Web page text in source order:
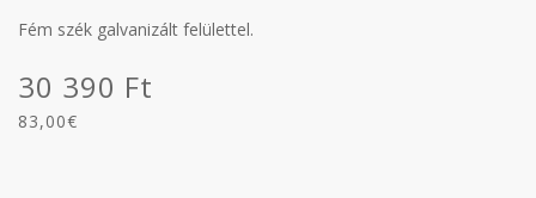
Fém szék galvanizált felülettel.
30 390 Ft
83,00€